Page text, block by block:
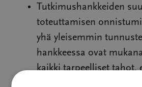
Tutkimushankkeiden
toteuttamisen
yhä yleisemmin
hankkeessa ovat
kaikki tarpeelliset tahot,